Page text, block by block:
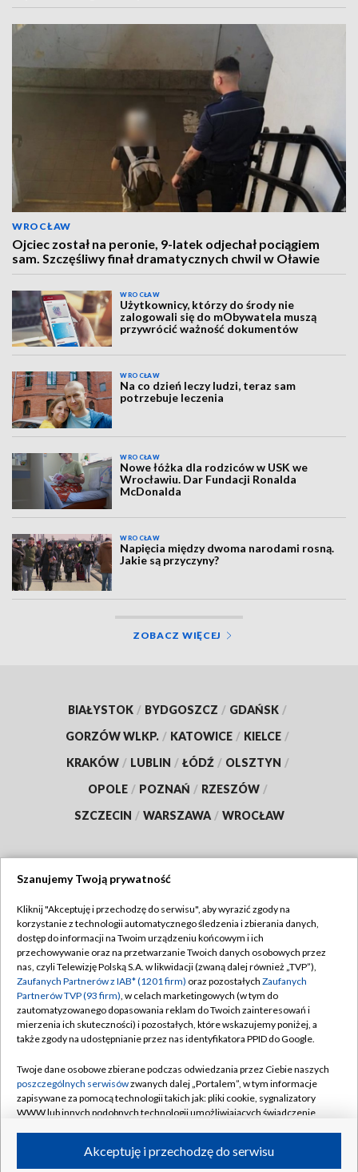
WROCŁAW
Ojciec został na peronie, 9-latek odjechał pociągiem
sam. Szczęśliwy finał dramatycznych chwil w Oławie
WROCŁAW
Użytkownicy, którzy do środy nie
zalogowali się do mObywatela muszą
przywrócić ważność dokumentów
WROCŁAW
Na co dzień leczy ludzi, teraz sam
potrzebuje leczenia
WROCŁAW
Nowe łóżka dla rodziców w USK we
Wrocławiu. Dar Fundacji Ronalda
McDonalda
WROCŁAW
Napięcia między dwoma narodami rosną.
Jakie są przyczyny?
ZOBACZ WIĘCEJ
BIAŁYSTOK / BYDGOSZCZ / GDAŃSK /
GORZÓW WLKP. / KATOWICE / KIELCE /
KRAKÓW / LUBLIN / ŁÓDŹ / OLSZTYN /
OPOLE / POZNAŃ / RZESZÓW /
SZCZECIN / WARSZAWA / WROCŁAW
TVP
Abonament TVP
Emisja w TVP
Centrum informacji TVP
Naziemna Telewizja Cyfrowa
Rada Programowa
System NOS
Informacje o nadawcy
Program dla prasy
Regulamin TVP
Polityka prywatności
Moje zgody
Pomoc
Kontakt
Kanały
Szanujemy Twoją prywatność
Kliknij "Akceptuję i przechodzę do serwisu", aby wyrazić zgody na
korzystanie z technologii automatycznego śledzenia i zbierania danych,
dostęp do informacji na Twoim urządzeniu końcowym i ich
przechowywanie oraz na przetwarzanie Twoich danych osobowych przez
nas, czyli Telewizję Polską S.A. w likwidacji (zwaną dalej również „TVP”),
Zaufanych Partnerów z IAB* (1201 firm) oraz pozostałych Zaufanych
Partnerów TVP (93 firm), w celach marketingowych (w tym do
zautomatyzowanego dopasowania reklam do Twoich zainteresowań i
mierzenia ich skuteczności) i pozostałych, które wskazujemy poniżej, a
także zgody na udostępnianie przez nas identyfikatora PPID do Google.
Twoje dane osobowe zbierane podczas odwiedzania przez Ciebie naszych
poszczególnych serwisówzwanych dalej „Portalem”, w tym informacje
zapisywane za pomocą technologii takich jak: pliki cookie, sygnalizatory
WWW lub innych podobnych technologii umożliwiających świadczenie
ruchu w Internecie.Akceptuję i przechodzę do serwisu